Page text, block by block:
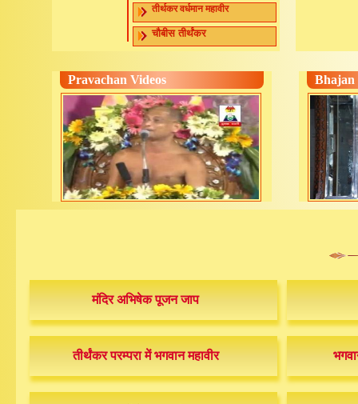
तीर्थकर वर्धमान महावीर
चौबीस तीर्थंकर
Pravachan Videos Bhajan
मंदिर अभिषेक पूजन जाप
तीर्थंकर परम्परा में भगवान महावीर